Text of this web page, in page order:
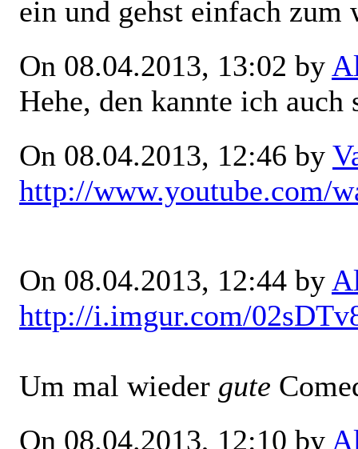
ein und gehst einfach
On 08.04.2013, 13:02 by
Hehe, den kannte ich
On 08.04.2013, 12:46 by
http://www.youtube.com/
On 08.04.2013, 12:44 by
http://i.imgur.com/
Um mal wieder gute
On 08.04.2013, 12:10 by